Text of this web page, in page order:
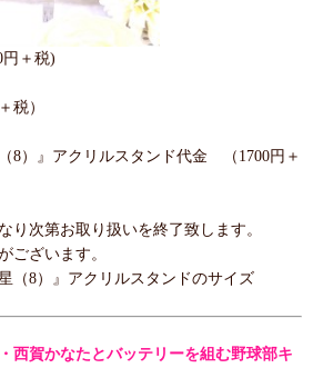
＋税)
税）
8）』アクリルスタンド代金 （1700円＋
り次第お取り扱いを終了致します。
ございます。
（8）』アクリルスタンドのサイズ
西賀かなたとバッテリーを組む野球部キ